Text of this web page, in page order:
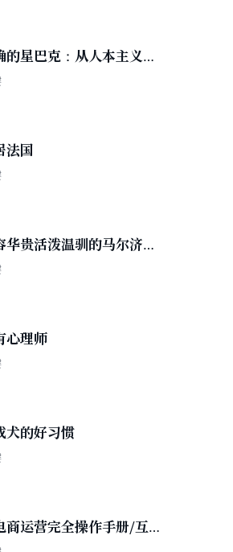
的星巴克：从人本主义到
法则
法国
华贵活泼温驯的马尔济斯
有宠物丛书)
心理师
犬的好习惯
商运营完全操作手册/互联
销系列丛书